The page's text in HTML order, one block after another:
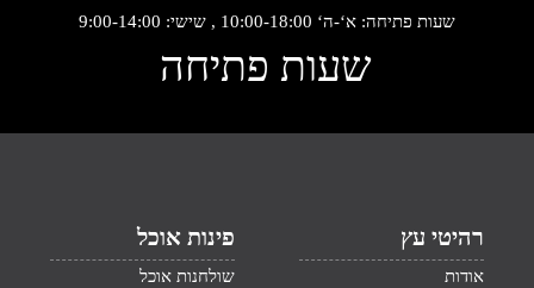
שעות פתיחה: א‘-ה‘ 10:00-18:00 , שישי: 9:00-14:00
שעות פתיחה
רהיטי עץ
אודות
פינות אוכל
שולחנות אוכל